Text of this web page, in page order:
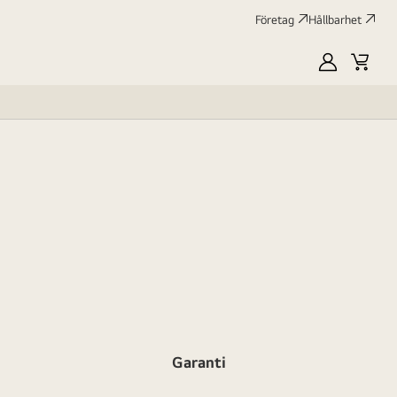
Företag Hållbarhet
MyLG
Garanti